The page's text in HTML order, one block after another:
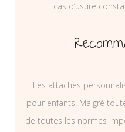
cas d’usure
Les attaches
pour enfants. Malgré
de toutes les normes